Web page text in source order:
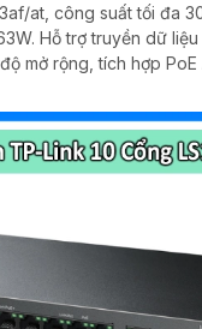
at, công suất tối đa
nguồn
mở rộng, tích hợp PoE
dụng.